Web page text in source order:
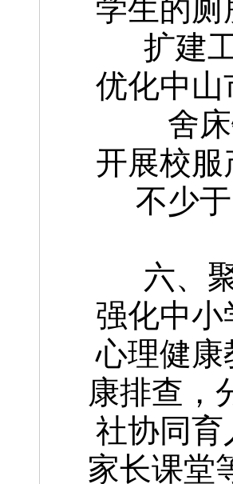
学生的
扩建
优化中山
舍
开展校
不少
六、
强化中
心理健康
康排查，
社协同育
家长课堂